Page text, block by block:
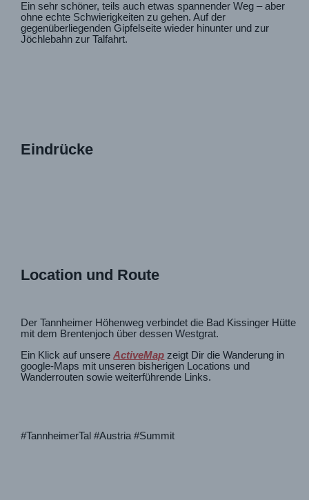
Ein sehr schöner, teils auch etwas spannender Weg – aber
ohne echte Schwierigkeiten zu gehen. Auf der
gegenüberliegenden Gipfelseite wieder hinunter und zur
Jöchlebahn zur Talfahrt.
Eindrücke
Location und Route
Der Tannheimer Höhenweg verbindet die Bad Kissinger Hütte
mit dem Brentenjoch über dessen Westgrat.
Ein Klick auf unsereActiveMap zeigt Dir die Wanderung in
google-Maps mit unseren bisherigen Locations und
Wanderrouten sowie weiterführende Links.
#TannheimerTal #Austria #Summit